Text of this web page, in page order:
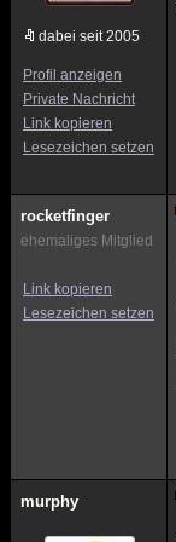
dabei seit 2005
Profil anzeigen
Private Nachricht
Link kopieren
Lesezeichen setzen
rocketfinger
ehemaliges Mitglied
Link kopieren
Lesezeichen setzen
murphy